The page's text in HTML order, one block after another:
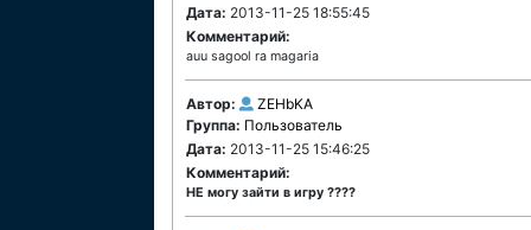
Дата: 2013-11-25 18:55:45
Комментарий:
auu sagool ra magaria
Автор:
ZEHbKA
Группа: Пользователь
Дата: 2013-11-25 15:46:25
Комментарий:
НЕ могу зайти в игру ????